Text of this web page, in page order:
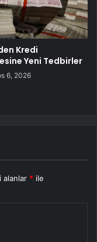
Kredi
Yeni Tedbirler
6, 2026
alanlar * ile